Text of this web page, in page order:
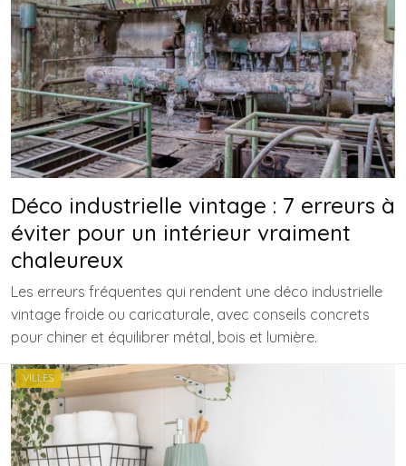
Déco industrielle vintage : 7 erreurs à
éviter pour un intérieur vraiment
chaleureux
Les erreurs fréquentes qui rendent une déco industrielle
vintage froide ou caricaturale, avec conseils concrets
pour chiner et équilibrer métal, bois et lumière.
VILLES